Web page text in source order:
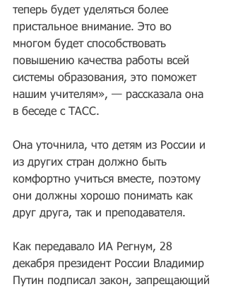
теперь будет уделяться более
пристальное внимание. Это во
многом будет способствовать
повышению качества работы всей
системы образования, это поможет
нашим учителям», — рассказала она
в беседе с
ТАСС.
Она уточнила, что детям из России и
из других стран должно быть
комфортно учиться вместе, поэтому
они должны хорошо понимать как
друг друга, так и преподавателя.
Как передавало ИА Регнум, 28
декабря президент России Владимир
Путин подписал закон, запрещающий